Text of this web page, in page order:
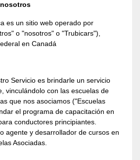
es un sitio web operado por
o "nosotros" o "Trubicars"),
en Canadá
Servicio es brindarle un servicio
vinculándolo con las escuelas de
que nos asociamos ("Escuelas
el programa de capacitación en
conductores principiantes.
agente y desarrollador de cursos en
Asociadas.